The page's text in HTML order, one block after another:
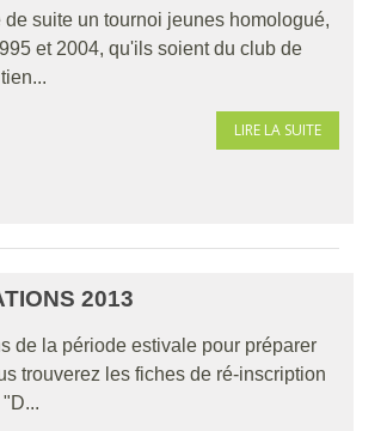
suite un tournoi jeunes homologué,
et 2004, qu'ils soient du club de
LIRE LA SUITE
2013
de la période estivale pour préparer
trouverez les fiches de ré-inscription